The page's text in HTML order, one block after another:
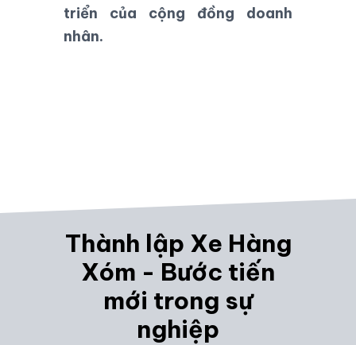
triển của cộng đồng doanh
nhân.
Thành lập Xe Hàng
Xóm - Bước tiến
mới trong sự
nghiệp